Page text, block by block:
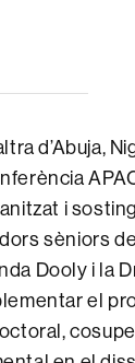
d’Abuja,
i
sèniors
Dooly i la
el